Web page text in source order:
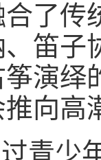
了传
笛子
演绎
向高
青少